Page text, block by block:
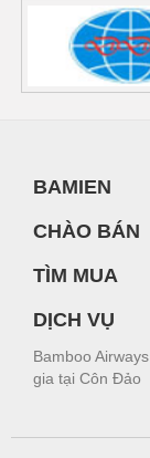
BAMIEN
CHÀO BÁN
TÌM MUA
DỊCH VỤ
Bamboo
gia tại Côn Đảo